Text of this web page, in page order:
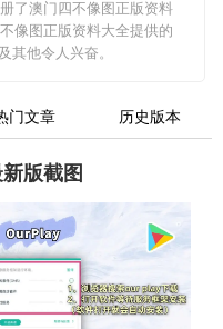
了澳门四不像图正版资料
像图正版资料大全提供的
他令人兴奋。
门文章 历史版本
版截图